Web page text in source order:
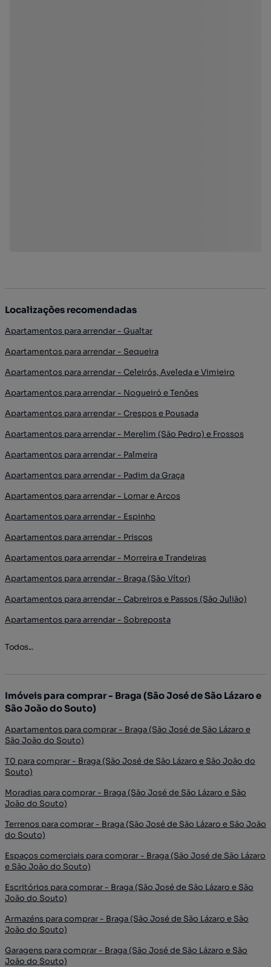
Localizações recomendadas
Apartamentos para arrendar - Gualtar
Apartamentos para arrendar - Sequeira
Apartamentos para arrendar - Celeirós, Aveleda e Vimieiro
Apartamentos para arrendar - Nogueiró e Tenões
Apartamentos para arrendar - Crespos e Pousada
Apartamentos para arrendar - Merelim (São Pedro) e Frossos
Apartamentos para arrendar - Palmeira
Apartamentos para arrendar - Padim da Graça
Apartamentos para arrendar - Lomar e Arcos
Apartamentos para arrendar - Espinho
Apartamentos para arrendar - Priscos
Apartamentos para arrendar - Morreira e Trandeiras
Apartamentos para arrendar - Braga (São Vítor)
Apartamentos para arrendar - Cabreiros e Passos (São Julião)
Apartamentos para arrendar - Sobreposta
Todos...
Imóveis para comprar - Braga (São José de São Lázaro e
São João do Souto)
Apartamentos para comprar - Braga (São José de São Lázaro e
São João do Souto)
T0 para comprar - Braga (São José de São Lázaro e São João do
Souto)
Moradias para comprar - Braga (São José de São Lázaro e São
João do Souto)
Terrenos para comprar - Braga (São José de São Lázaro e São João
do Souto)
Espaços comerciais para comprar - Braga (São José de São Lázaro
e São João do Souto)
Escritórios para comprar - Braga (São José de São Lázaro e São
João do Souto)
Armazéns para comprar - Braga (São José de São Lázaro e São
João do Souto)
Garagens para comprar - Braga (São José de São Lázaro e São
João do Souto)